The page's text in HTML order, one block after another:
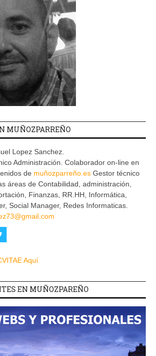
MUÑOZPARREÑO
Lopez Sanchez.
Administración. Colaborador on-line en
de muñozparreño.es Gestor técnico
áreas de Contabilidad, administración,
Finanzas, RR.HH, Informática,
Social Manager, Redes Informaticas.
Aquí
EN MUÑOZPAREÑO